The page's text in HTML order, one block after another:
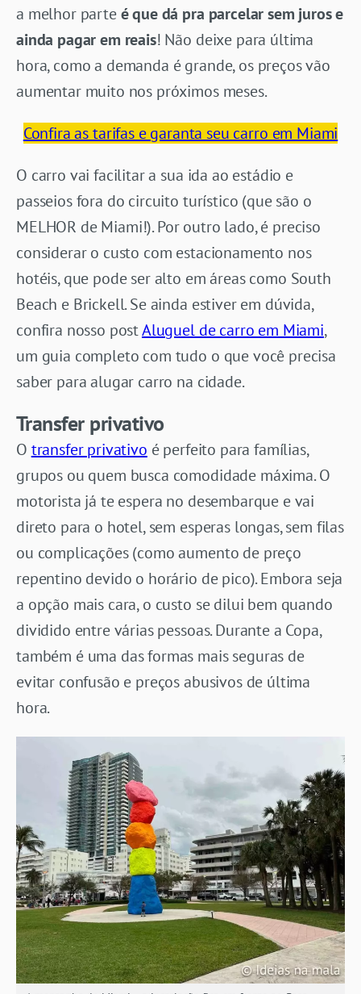
a melhor parteé que dá pra parcelar sem juros e
ainda pagar em reais! Não deixe para última
hora, como a demanda é grande, os preços vão
aumentar muito nos próximos meses.
Confira as tarifas e garanta seu carro em Miami
O carro vai facilitar a sua ida ao estádio e
passeios fora do circuito turístico (que são o
MELHOR de Miami!). Por outro lado, é preciso
considerar o custo com estacionamento nos
hotéis, que pode ser alto em áreas como South
Beach e Brickell. Se ainda estiver em dúvida,
confira nosso postAluguel de carro em Miami,
um guia completo com tudo o que você precisa
saber para alugar carro na cidade.
Transfer privativo
O transfer privativo é perfeito para famílias,
grupos ou quem busca comodidade máxima. O
motorista já te espera no desembarque e vai
direto para o hotel, sem esperas longas, sem filas
ou complicações (como aumento de preço
repentino devido o horário de pico). Embora seja
a opção mais cara, o custo se dilui bem quando
dividido entre várias pessoas. Durante a Copa,
também é uma das formas mais seguras de
evitar confusão e preços abusivos de última
hora.